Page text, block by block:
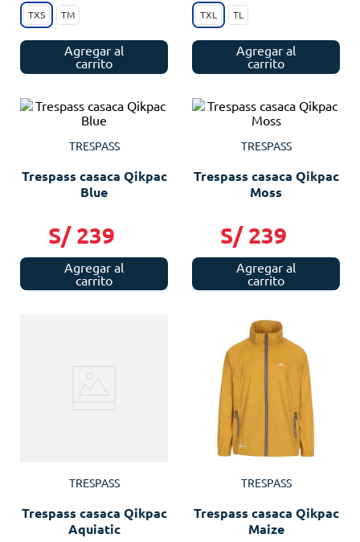
TXS TM
Agregar al
carrito
TXL TL
Agregar al
carrito
TRESPASS
Trespass casaca Qikpac
Blue
S/ 239
Agregar al
carrito
TRESPASS
Trespass casaca Qikpac
Moss
S/ 239
Agregar al
carrito
TRESPASS
Trespass casaca Qikpac
Aquiatic
TRESPASS
Trespass casaca Qikpac
Maize